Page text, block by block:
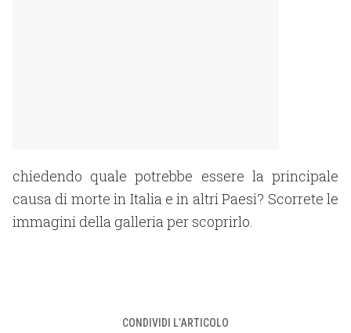
chiedendo quale potrebbe essere la principale
causa di morte in Italia e in altri Paesi? Scorrete le
immagini della galleria per scoprirlo.
CONDIVIDI L’ARTICOLO